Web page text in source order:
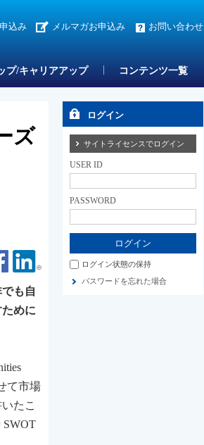
込み メルマガお申込み お問い合わせ
プ/キャリアアップ コンテンツ一覧
ズ
Facebook Linkedin
も自
めに
て市場
たこ
ログイン
サイトライセンスでログイン
USER ID
PASSWORD
ログイン状態の保持
パスワードを忘れた場合